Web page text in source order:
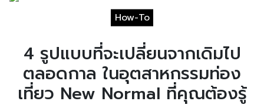
How-To
4 รูปแบบที่จะเปลี่ยนจากเดิมไป
ตลอดกาล ในอุตสาหกรรมท่อง
เที่ยว New Normal ที่คุณต้องรู้